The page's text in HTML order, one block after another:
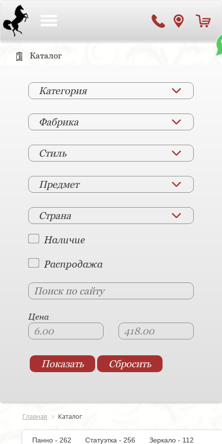
Каталог
Категория
Фабрика
Стиль
Предмет
Страна
Наличие
Распродажа
Цена
Главная Каталог
Панно - 262 Статуэтка - 256
Зеркало - 112